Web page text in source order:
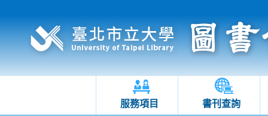
服務項目 書刊查詢